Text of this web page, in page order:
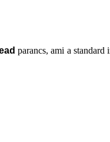
parancs, ami a standard